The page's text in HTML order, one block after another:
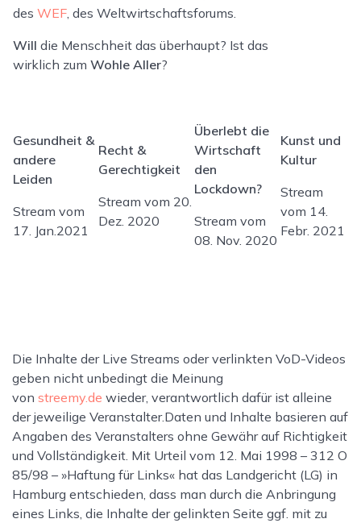
des WEF, des Weltwirtschaftsforums.
Will die Menschheit das überhaupt? Ist das
wirklich zum Wohle Aller?
Gesundheit &
andere
Leiden
Stream vom
17. Jan.2021
Recht &
Gerechtigkeit
Stream vom 20.
Dez. 2020
Überlebt die
Wirtschaft
den
Lockdown?
Stream vom
08. Nov. 2020
Kunst und
Kultur
Stream
vom 14.
Febr. 2021
Die Inhalte der Live Streams oder verlinkten VoD-Videos
geben nicht unbedingt die Meinung
von streemy.de wieder, verantwortlich dafür ist alleine
der jeweilige Veranstalter.Daten und Inhalte basieren auf
Angaben des Veranstalters ohne Gewähr auf Richtigkeit
und Vollständigkeit. Mit Urteil vom 12. Mai 1998 – 312 O
85/98 – »Haftung für Links« hat das Landgericht (LG) in
Hamburg entschieden, dass man durch die Anbringung
eines Links, die Inhalte der gelinkten Seite ggf. mit zu